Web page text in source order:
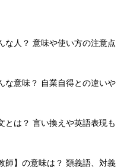
な人？ 意味や使い方の注意点
な意味？ 自業自得との違いや
とは？ 言い換えや英語表現も
師】の意味は？ 類義語、対義